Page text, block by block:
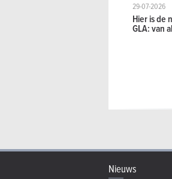
29-07-2026
Hier is de
GLA: van
Nieuws